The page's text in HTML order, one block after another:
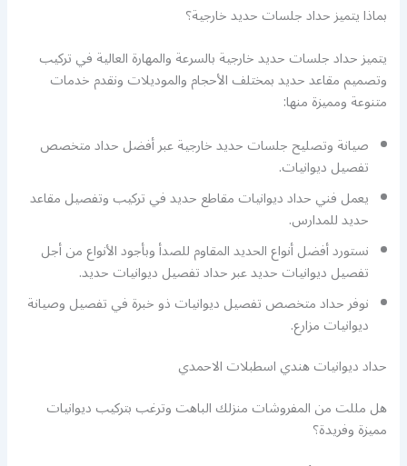
بماذا يتميز حداد جلسات حديد خارجية؟
يتميز حداد جلسات حديد خارجية بالسرعة والمهارة العالية في تركيب
وتصميم مقاعد حديد بمختلف الأحجام والموديلات ونقدم خدمات
متنوعة ومميزة منها:
صيانة وتصليح جلسات حديد خارجية عبر أفضل حداد متخصص
تفصيل ديوانيات.
يعمل فني حداد ديوانيات مقاطع حديد في تركيب وتفصيل مقاعد
حديد للمدارس.
نستورد أفضل أنواع الحديد المقاوم للصدأ وبأجود الأنواع من أجل
تفصيل ديوانيات حديد عبر حداد تفصيل ديوانيات حديد.
نوفر حداد متخصص تفصيل ديوانيات ذو خبرة في تفصيل وصيانة
ديوانيات مزارع.
حداد ديوانيات هندي اسطبلات الاحمدي
هل مللت من المفروشات منزلك الباهت وترغب بتركيب ديوانيات
مميزة وفريدة؟